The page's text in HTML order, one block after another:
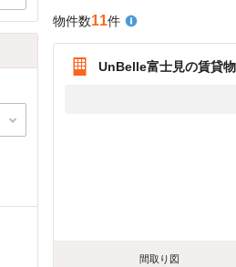
物件数11件
UnBelle富士見の賃貸
間取り図